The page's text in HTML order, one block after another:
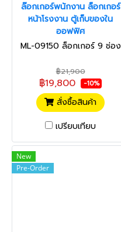
ล๊อกเกอร์พนักงาน ล็อกเกอร์
หน้าโรงงาน ตู้เก็บของใน
ออฟฟิศ
ML-09150 ล็อกเกอร์ 9 ช่อง
฿21,900
฿19,800 -10%
สั่งซื้อสินค้า
เปรียบเทียบ
New
Pre-Order